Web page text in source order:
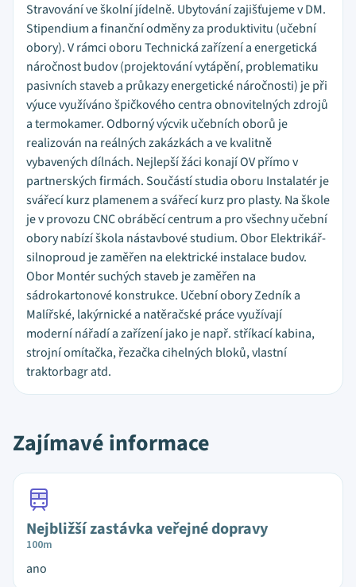
Stravování ve školní jídelně. Ubytování zajišťujeme v DM.
Stipendium a finanční odměny za produktivitu (učební
obory). V rámci oboru Technická zařízení a energetická
náročnost budov (projektování vytápění, problematiku
pasivních staveb a průkazy energetické náročnosti) je při
výuce využíváno špičkového centra obnovitelných zdrojů
a termokamer. Odborný výcvik učebních oborů je
realizován na reálných zakázkách a ve kvalitně
vybavených dílnách. Nejlepší žáci konají OV přímo v
partnerských firmách. Součástí studia oboru Instalatér je
svářecí kurz plamenem a svářecí kurz pro plasty. Na škole
je v provozu CNC obráběcí centrum a pro všechny učební
obory nabízí škola nástavbové studium. Obor Elektrikář-
silnoproud je zaměřen na elektrické instalace budov.
Obor Montér suchých staveb je zaměřen na
sádrokartonové konstrukce. Učební obory Zedník a
Malířské, lakýrnické a natěračské práce využívají
moderní nářadí a zařízení jako je např. stříkací kabina,
strojní omítačka, řezačka cihelných bloků, vlastní
traktorbagr atd.
Zajímavé informace
Nejbližší zastávka veřejné dopravy
100m
ano